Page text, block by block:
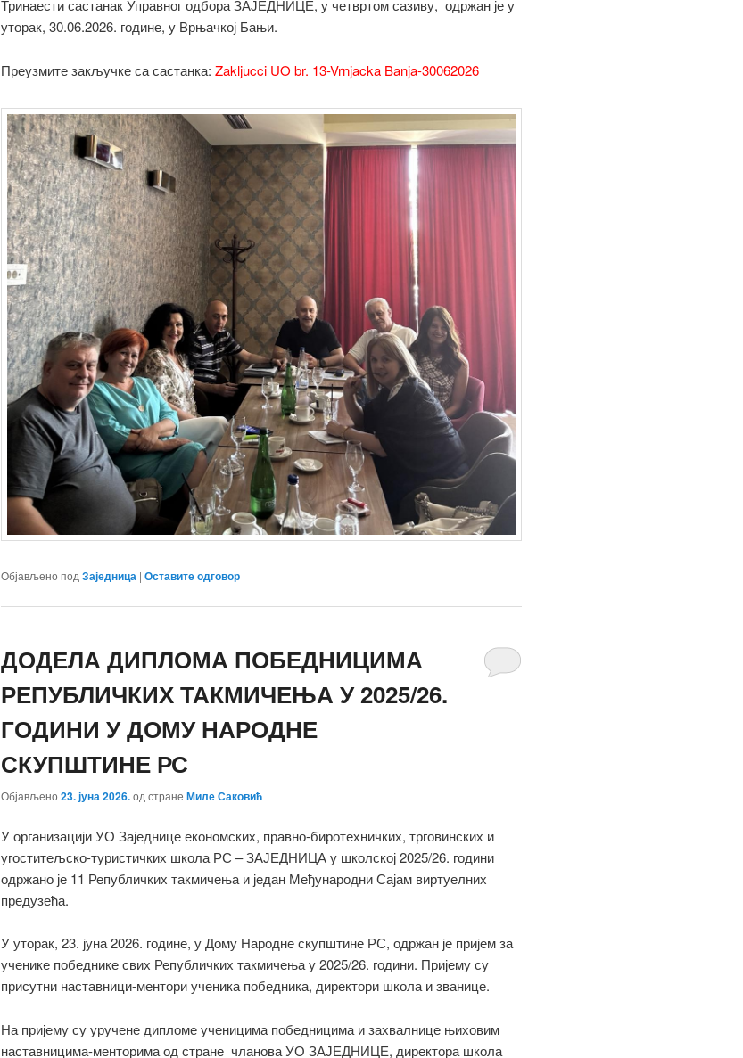
Тринаести састанак Управног одбора ЗАЈЕДНИЦЕ, у четвртом сазиву, одржан је у
уторак, 30.06.2026. године, у Врњачкој Бањи.
Преузмите закључке са састанка: Zakljucci UO br. 13-Vrnjacka Banja-30062026
Објављено под Заједница | Оставите одговор
ДОДЕЛА ДИПЛОМА ПОБЕДНИЦИМА
РЕПУБЛИЧКИХ ТАКМИЧЕЊА У 2025/26.
ГОДИНИ У ДОМУ НАРОДНЕ
СКУПШТИНЕ РС
Објављено 23. јуна 2026.од стране Миле Саковић
У организацији УО Заједнице економских, правно-биротехничких, трговинских и
угоститељско-туристичких школа РС – ЗАЈЕДНИЦА у школској 2025/26. години
одржано је 11 Републичких такмичења и један Међународни Сајам виртуелних
предузећа.
У уторак, 23. јуна 2026. године, у Дому Народне скупштине РС, одржан је пријем за
ученике победнике свих Републичких такмичења у 2025/26. години. Пријему су
присутни наставници-ментори ученика победника, директори школа и званице.
На пријему су уручене дипломе ученицима победницима и захвалнице њиховим
наставницима-менторима од стране чланова УО ЗАЈЕДНИЦЕ, директора школа